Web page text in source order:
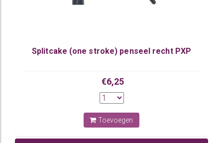
Splitcake (one stroke) penseel recht PXP
€6,25
Toevoegen